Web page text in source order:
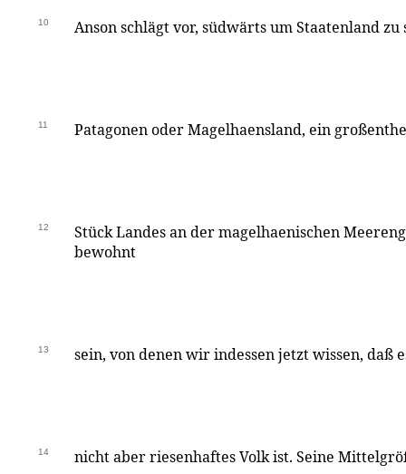
10 Anson schlägt vor, südwärts um Staatenland zu
11 Patagonen oder Magelhaensland, ein
12
Stück Landes an der magelhaenischen
bewohnt
13 sein, von denen wir indessen jetzt wissen, daß
14 nicht aber riesenhaftes Volk ist. Seine